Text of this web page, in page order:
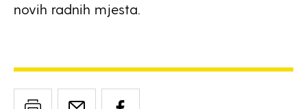
novih radnih mjesta.